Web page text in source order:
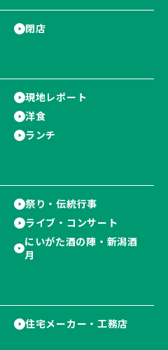
閉店
現地レポート
洋食
ランチ
祭り・伝統行事
ライブ・コンサート
にいがた酒の陣・新潟酒
月
住宅メーカー・工務店